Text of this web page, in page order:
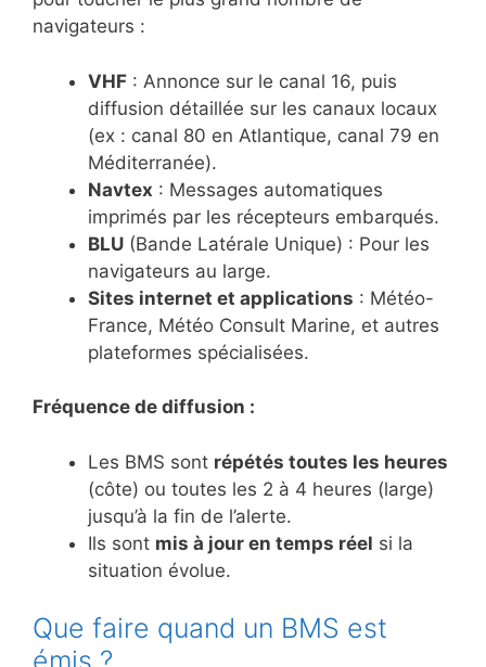
navigateurs :
VHF : Annonce sur le canal 16, puis
diffusion détaillée sur les canaux locaux
(ex : canal 80 en Atlantique, canal 79 en
Méditerranée).
Navtex : Messages automatiques
imprimés par les récepteurs embarqués.
BLU (Bande Latérale Unique) : Pour les
navigateurs au large.
Sites internet et applications : Météo-
France, Météo Consult Marine, et autres
plateformes spécialisées.
Fréquence de diffusion :
Les BMS sont répétés toutes les heures
(côte) ou toutes les 2 à 4 heures (large)
jusqu’à la fin de l’alerte.
Ils sont mis à jour en temps réel si la
situation évolue.
Que faire quand un BMS est